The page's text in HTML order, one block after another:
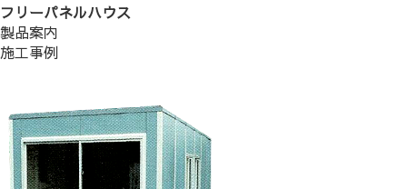
フリーパネルハウス
製品案内
施工事例